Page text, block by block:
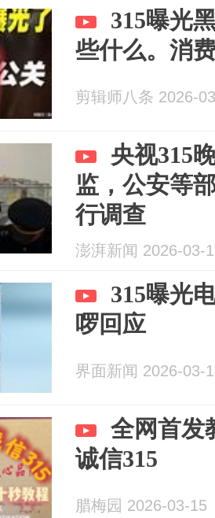
315曝光
些什么。消
剪辑师八条 2026-
央视315
监，公安等
行调查
澎湃新闻 2026-03-
315曝光
啰回应
界面新闻 2026-03-
全网首发
诚信315
腊梅园 2026-03-15